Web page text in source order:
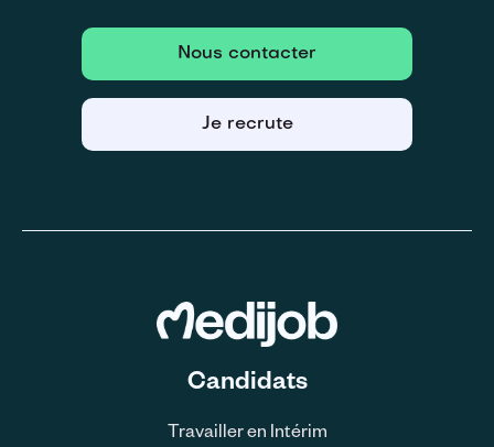
Nous contacter
Je recrute
Candidats
Travailler en Intérim